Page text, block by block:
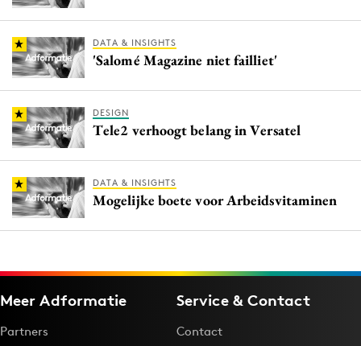
DATA & INSIGHTS
'Salomé Magazine niet failliet'
DESIGN
Tele2 verhoogt belang in Versatel
DATA & INSIGHTS
Mogelijke boete voor Arbeidsvitaminen
Meer Adformatie
Partners
Service & Contact
Contact